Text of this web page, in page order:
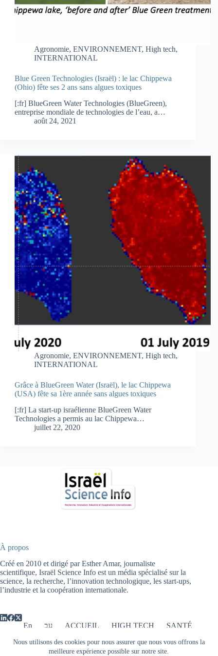
Nous utilisons des cookies pour nous assurer que nous vous offrons la
meilleure expérience possible sur notre site.
Agronomie, ENVIRONNEMENT, High tech,
INTERNATIONAL
Blue Green Technologies (Israël) : le lac Chippewa
(Ohio) fête ses 2 ans sans algues toxiques
[:fr] BlueGreen Water Technologies (BlueGreen),
entreprise mondiale de technologies de l’eau, a…
août 24, 2021
Agronomie, ENVIRONNEMENT, High tech,
INTERNATIONAL
Grâce à BlueGreen Water (Israël), le lac Chippewa
(USA) fête sa 1ère année sans algues toxiques
[:fr] La start-up israélienne BlueGreen Water
Technologies a permis au lac Chippewa…
juillet 22, 2020
À propos
Créé en 2010 et dirigé par Esther Amar, journaliste
scientifique, Israël Science Info est un média spécialisé sur la
science, la recherche, l’innovation technologique, les start-ups,
l’industrie et la coopération internationale.
En עב ACCUEIL HIGH TECH
SANTÉ
ENVIRONNEMENT
PHYSIQUE
OPTIQUE
ARCHEOLOGIE
FINANCE